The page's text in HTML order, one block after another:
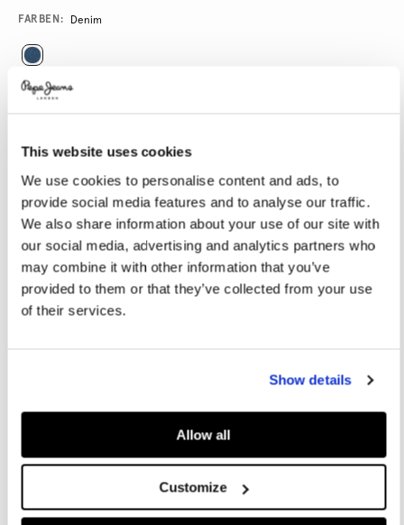
This website uses cookies
We use cookies to personalise content and ads, to
provide social media features and to analyse our traffic.
We also share information about your use of our site with
our social media, advertising and analytics partners who
may combine it with other information that you’ve
provided to them or that they’ve collected from your use
of their services.
Show details
Allow all
Customize
Promotions
Variations
FARBEN: Denim
GRÖßE AUSWÄHLEN:
LÄNGE AUSWÄHLEN:
30 32 34
Model trägt: 32Größe des Models: 1.89 m
Lieferung in 3-5
Kostenlose Abholung
Kostenlose lieferung ab 80€.